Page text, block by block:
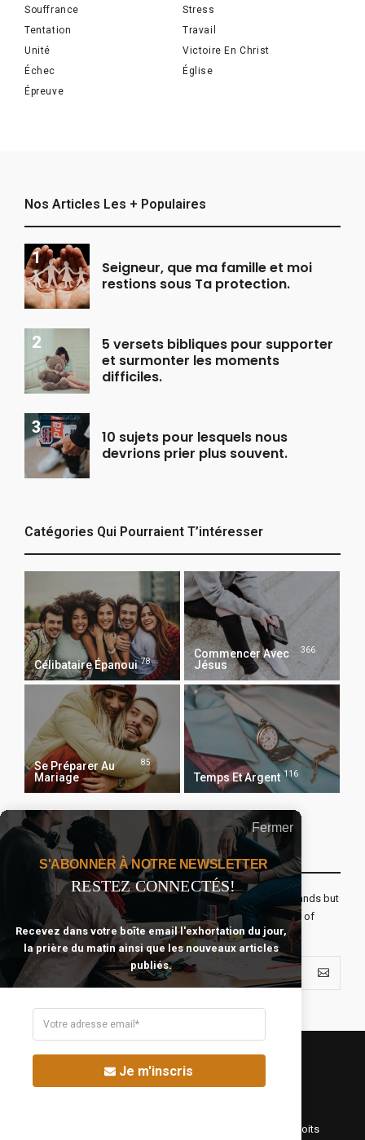
Souffrance
Stress
Tentation
Travail
Unité
Victoire En Christ
Échec
Église
Épreuve
Nos Articles Les + Populaires
Seigneur, que ma famille et moi
restions sous Ta protection.
5 versets bibliques pour supporter
et surmonter les moments
difficiles.
10 sujets pour lesquels nous
devrions prier plus souvent.
Catégories Qui Pourraient T’intéresser
Célibataire Épanoui 78
Commencer Avec
Jésus
366
Se Préparer Au
Mariage
85
Temps Et Argent 116
Recevoir Notre Newsletter Chaque Matin
The real voyage of discovery consists not in seeking new lands but
seeing with new eyes. All journeys have secret destinations of
which the traveler is unaware.
©Fréquence Chrétienne Production 2016-2025. Tous droits
Fermer
S'ABONNER À NOTRE NEWSLETTER
RESTEZ CONNECTÉS!
Recevez dans votre boîte email l'exhortation du jour,
la prière du matin ainsi que les nouveaux articles
publiés.
Je m'inscris